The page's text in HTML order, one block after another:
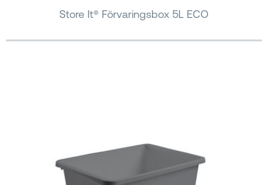
Store It® Förvaringsbox 5L ECO